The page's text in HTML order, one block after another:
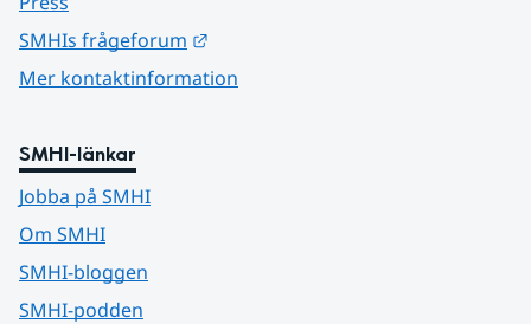
SMHIs frågeforum
Mer kontaktinformation
SMHI-länkar
Jobba på SMHI
Om SMHI
SMHI-bloggen
SMHI-podden